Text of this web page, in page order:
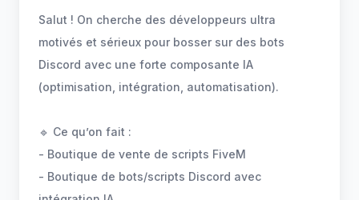
Salut ! On cherche des développeurs ultra
motivés et sérieux pour bosser sur des bots
Discord avec une forte composante IA
(optimisation, intégration, automatisation).
🔹 Ce qu’on fait :
- Boutique de vente de scripts FiveM
- Boutique de bots/scripts Discord avec